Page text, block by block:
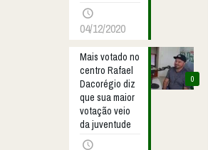
04/12/2020
0
Mais votado no
centro Rafael
Dacorégio diz
que sua maior
votação veio
da juventude